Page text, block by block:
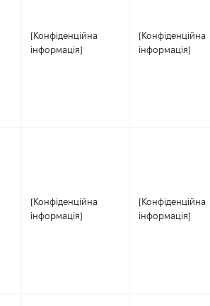
[Конфіденційна
інформація]
[Конфіденційна
інформація]
[Конфіденційна
інформація]
[Конфіденційна
інформація]